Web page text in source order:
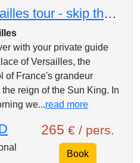
Versailles tour - skip the line (8 hours)
with your private guide
of Versailles, the
of France's grandeur
reign of the Sun King. In
we...read more
265 € / pers.
Book